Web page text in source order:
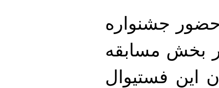
جشنواره
بخش مسابقه
این فستیوال